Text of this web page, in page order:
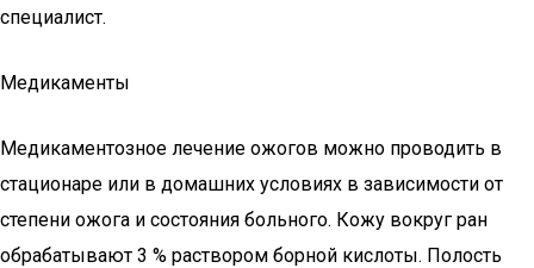
специалист.
Медикаменты
Медикаментозное лечение ожогов можно проводить в
стационаре или в домашних условиях в зависимости от
степени ожога и состояния больного. Кожу вокруг ран
обрабатывают 3 % раствором борной кислоты. Полость